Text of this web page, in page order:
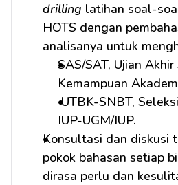
drilling latihan soal-
HOTS dengan
analisanya untuk
SAS/SAT, Ujian
Kemampuan
UTBK-SNBT, Seleksi Mandiri PTN dan
IUP-UGM/IUP.
Konsultasi dan diskusi
pokok bahasan setiap
dirasa perlu dan